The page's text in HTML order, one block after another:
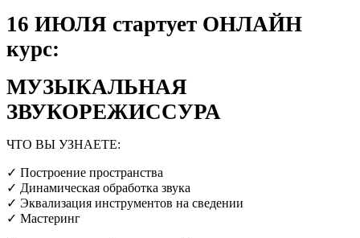
16 ИЮЛЯ стартует ОНЛАЙН
курс:
МУЗЫКАЛЬНАЯ
ЗВУКОРЕЖИССУРА
ЧТО ВЫ УЗНАЕТЕ:
✓ Построение пространства
✓ Динамическая обработка звука
✓ Эквализация инструментов на сведении
✓ Мастеринг